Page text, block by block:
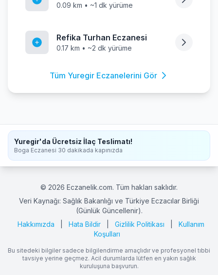
0.09 km • ~1 dk yürüme
Refika Turhan Eczanesi
0.17 km • ~2 dk yürüme
Tüm Yuregir Eczanelerini Gör
Yuregir'da Ücretsiz İlaç Teslimatı!
Boga Eczanesi 30 dakikada kapınızda
© 2026 Eczanelik.com. Tüm hakları saklıdır.
Veri Kaynağı: Sağlık Bakanlığı ve Türkiye Eczacılar Birliği
(Günlük Güncellenir).
Hakkımızda
Hata Bildir Gizlilik Politikası
Kullanım
Koşulları
Bu sitedeki bilgiler sadece bilgilendirme amaçlıdır ve profesyonel tıbbi
tavsiye yerine geçmez. Acil durumlarda lütfen en yakın sağlık
kuruluşuna başvurun.